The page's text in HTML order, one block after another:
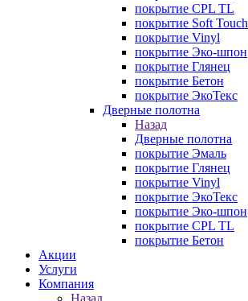
покрытие CPL TL
покрытие Soft Touch
покрытие Vinyl
покрытие Эко-шпон
покрытие Глянец
покрытие Бетон
покрытие ЭкоТекс
Дверные полотна
Назад
Дверные полотна
покрытие Эмаль
покрытие Глянец
покрытие Vinyl
покрытие ЭкоТекс
покрытие Эко-шпон
покрытие CPL TL
покрытие Бетон
Акции
Услуги
Компания
Назад